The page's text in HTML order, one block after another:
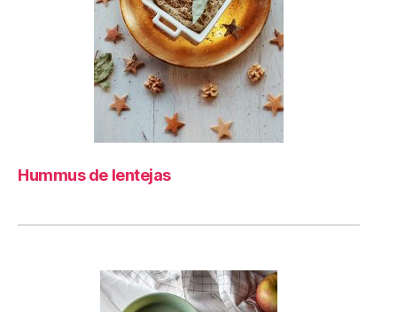
Hummus de lentejas